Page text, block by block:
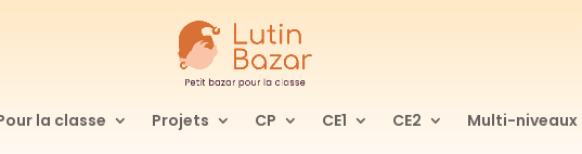
la classe Projets CP CE1 CE2 Multi-niveaux